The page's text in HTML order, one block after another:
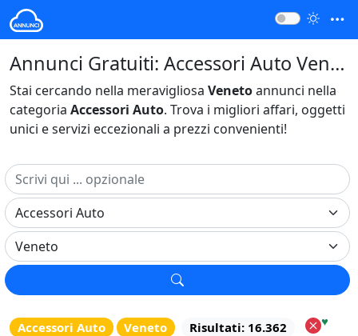
Annunci Gratuiti: Accessori Auto Veneto Italia
Stai cercando nella meravigliosa Venetoannunci nella
categoria Accessori Auto. Trova i migliori affari, oggetti
unici e servizi eccezionali a prezzi convenienti!
Accessori Auto Veneto Risultati: 16.362 ♥